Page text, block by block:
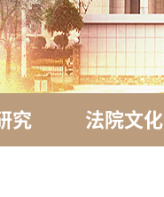
究 法院文化